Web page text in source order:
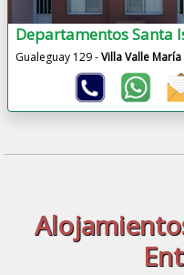
Departamentos Santa
Gualeguay 129 -Villa Valle María